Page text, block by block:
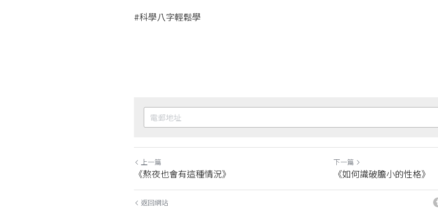
#科學八字輕鬆學
上一篇
《熬夜也會有這種情況》
下一篇
《如何識破膽小的性格》
返回網站